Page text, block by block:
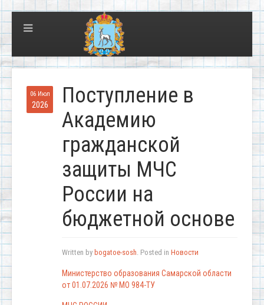
06 Июл
2026
Поступление в
Академию
гражданской
защиты МЧС
России на
бюджетной основе
Written by bogatoe-sosh. Posted in Новости
Министерство образования Самарской области
от 01.07.2026 № МО 984-ТУ